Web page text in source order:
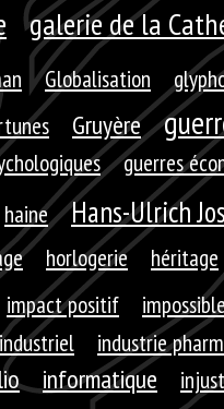
galerie de la
Globalisation
Gruyère
guerres
haine Hans-Ulrich
horlogerie héritage
impact positif
industriel industrie
informatique